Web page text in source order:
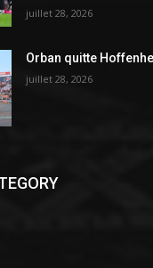
juillet 28, 2026
Orban quitte
juillet 28, 2026